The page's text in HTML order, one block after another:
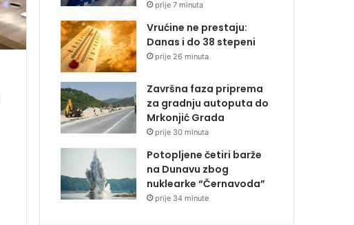
prije 7 minuta
Vrućine ne prestaju:
Danas i do 38 stepeni
prije 26 minuta
Završna faza priprema
za gradnju autoputa do
Mrkonjić Grada
prije 30 minuta
Potopljene četiri barže
na Dunavu zbog
nuklearke “Černavoda”
prije 34 minute